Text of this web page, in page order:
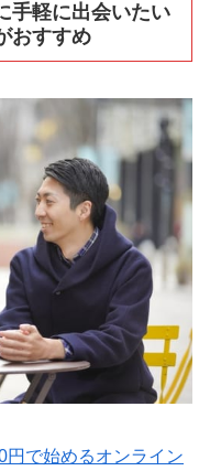
手軽に出会いたい
おすすめ
円で始めるオンライン